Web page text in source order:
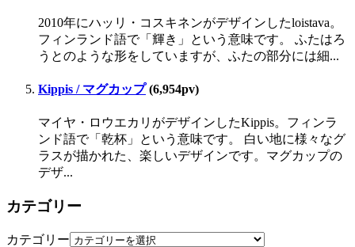
2010年にハッリ・コスキネンがデザインしたloistava。
フィンランド語で「輝き」という意味です。 ふたはろ
うとのような形をしていますが、ふたの部分には細...
Kippis / マグカップ(6,954pv)
マイヤ・ロウエカリがデザインしたKippis。フィンラ
ンド語で「乾杯」という意味です。 白い地に様々なグ
ラスが描かれた、楽しいデザインです。マグカップの
デザ...
カテゴリー
カテゴリー